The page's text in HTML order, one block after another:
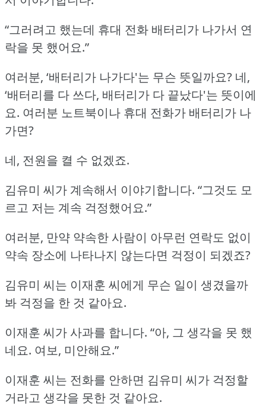
“그러려고 했는데 휴대 전화 배터리가 나가서 연
락을 못 했어요.”
여러분, ‘배터리가 나가다'는 무슨 뜻일까요? 네,
‘배터리를 다 쓰다, 배터리가 다 끝났다'는 뜻이에
요. 여러분 노트북이나 휴대 전화가 배터리가 나
가면?
네, 전원을 켤 수 없겠죠.
김유미 씨가 계속해서 이야기합니다. “그것도 모
르고 저는 계속 걱정했어요.”
여러분, 만약 약속한 사람이 아무런 연락도 없이
약속 장소에 나타나지 않는다면 걱정이 되겠죠?
김유미 씨는 이재훈 씨에게 무슨 일이 생겼을까
봐 걱정을 한 것 같아요.
이재훈 씨가 사과를 합니다. “아, 그 생각을 못 했
네요. 여보, 미안해요.”
이재훈 씨는 전화를 안하면 김유미 씨가 걱정할
거라고 생각을 못한 것 같아요.